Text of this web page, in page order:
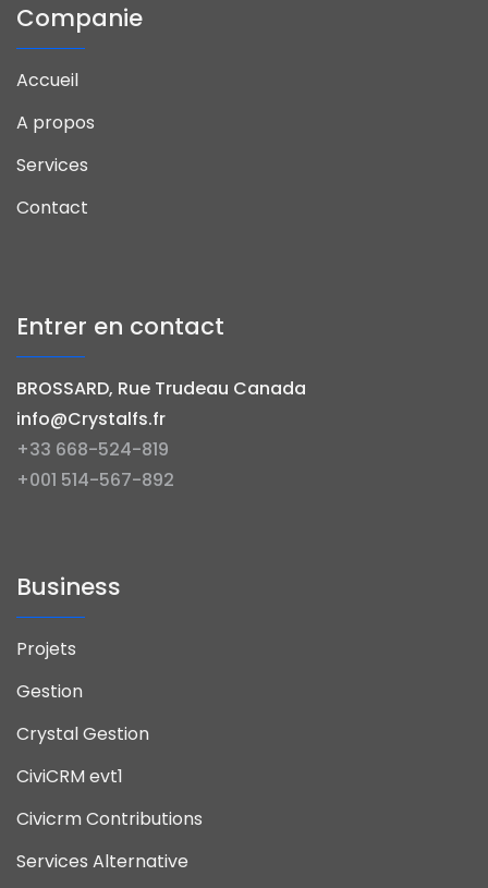
Companie
Accueil
A propos
Services
Contact
Entrer en contact
BROSSARD, Rue Trudeau Canada
info@Crystalfs.fr
+33 668-524-819
+001 514-567-892
Business
Projets
Gestion
Crystal Gestion
CiviCRM evt1
Civicrm Contributions
Services Alternative